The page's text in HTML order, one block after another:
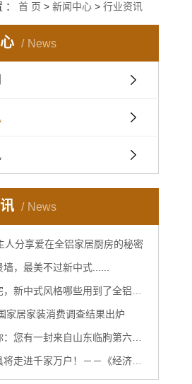
： 首 页 > 新闻中心 > 行业资讯
News
News
人分享爱在全铝家居厨房的秘密
，最美不过新中式......
新中式风格哪些用到了全铝家居......
家居家装消费调查结果出炉
有一封来自山东临朐第六届窗博会的邀请函
进千家万户！－－《经济日报》报道！